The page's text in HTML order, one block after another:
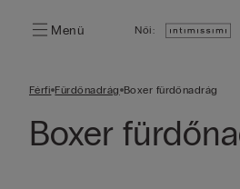
Menü Női:
Férfi Fürdőnadrág Boxer fürdőnadrág
Boxer